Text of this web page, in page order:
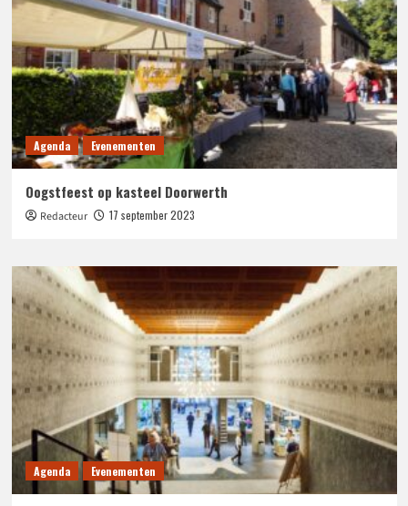
Agenda Evenementen
Oogstfeest op kasteel Doorwerth
Redacteur 17 september 2023
Agenda Evenementen